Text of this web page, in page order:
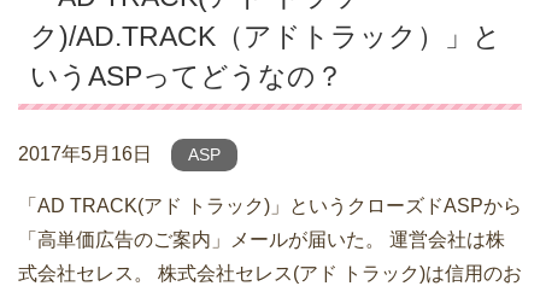
ク)/AD.TRACK（アドトラック）」と
いうASPってどうなの？
2017年5月16日 ASP
「AD TRACK(アド トラック)」というクローズドASPから
「高単価広告のご案内」メールが届いた。 運営会社は株
式会社セレス。 株式会社セレス(アド トラック)は信用のお